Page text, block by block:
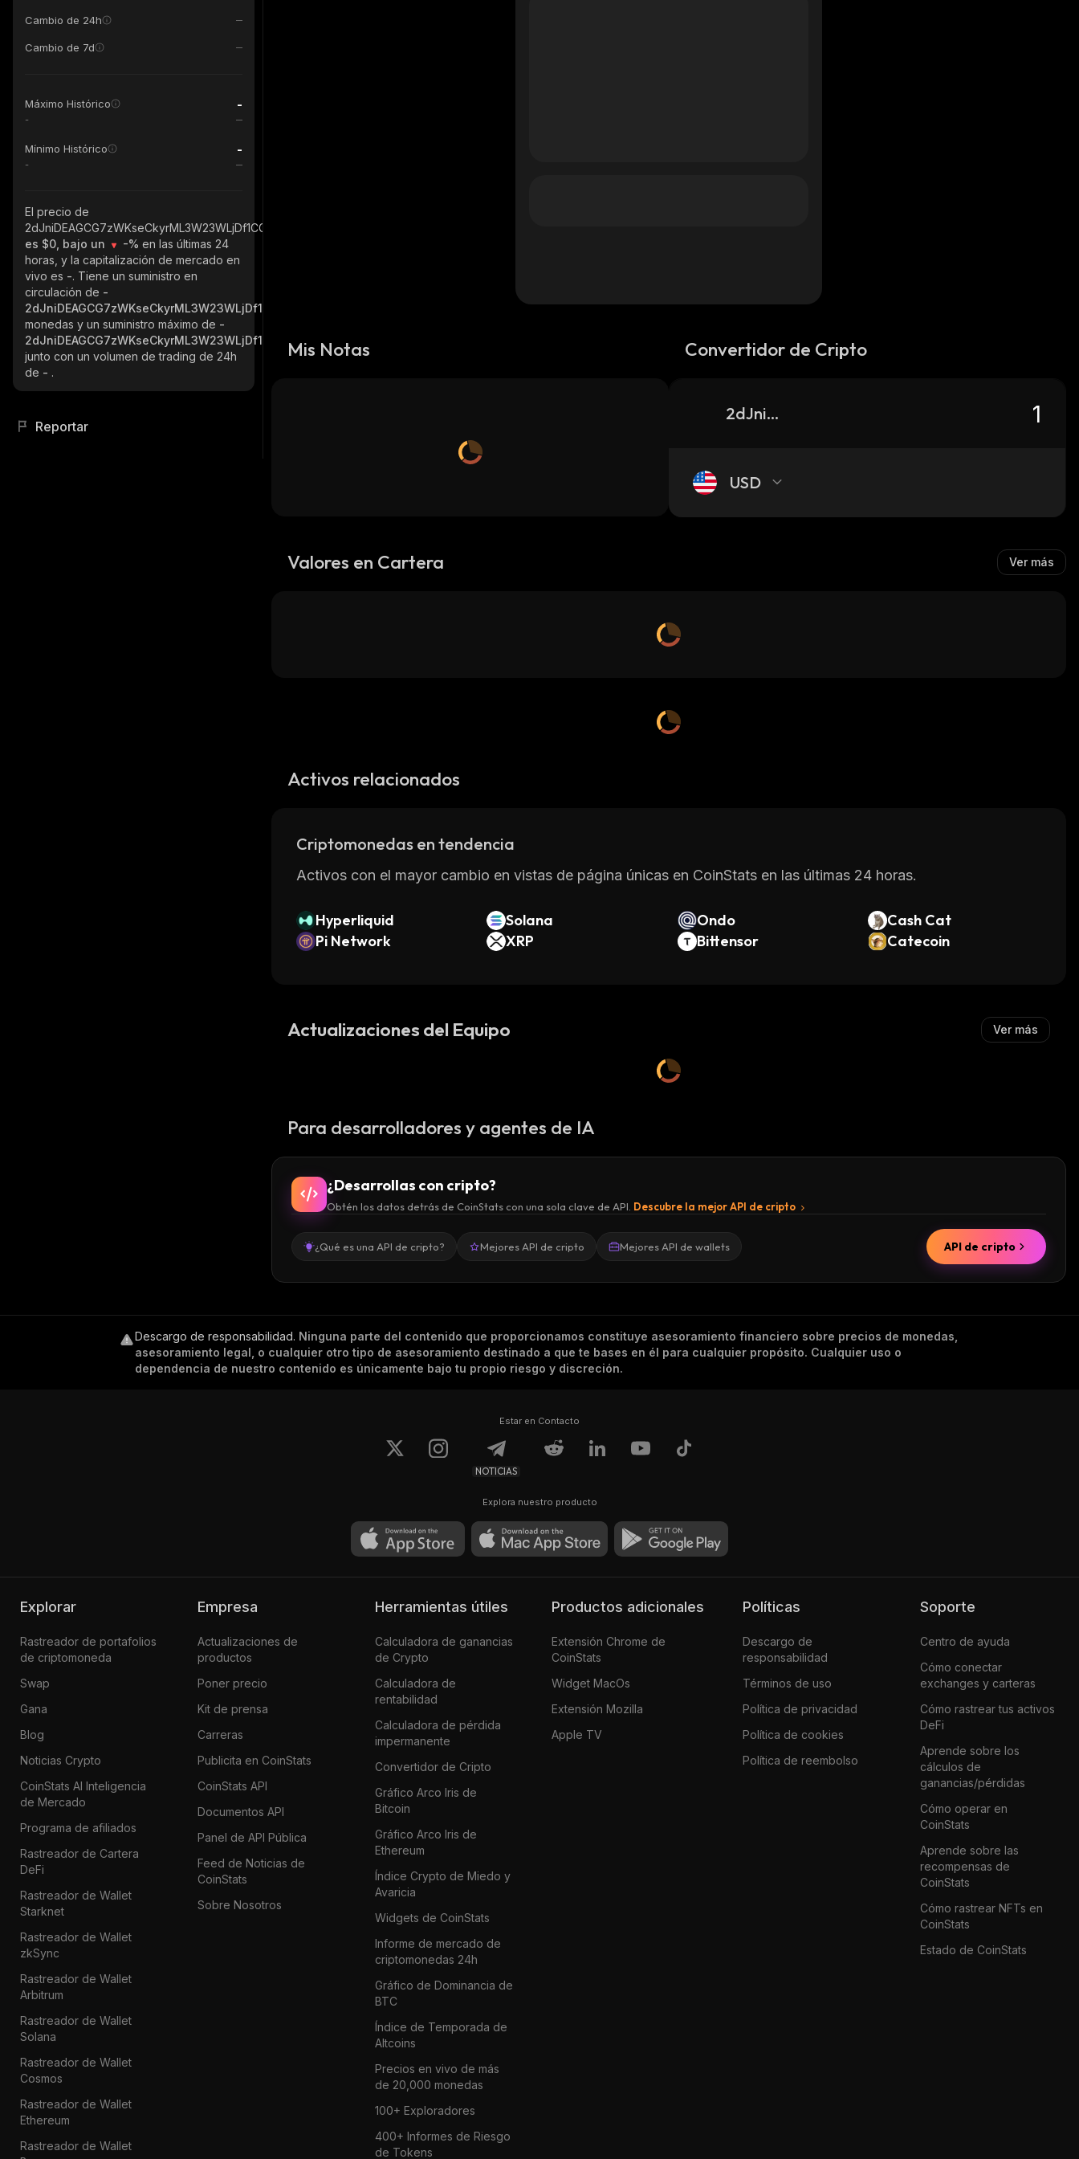
Cambio de 24h
Cambio de 7d
Máximo Histórico -
-
Mínimo Histórico -
-
El precio de
2dJniDEAGCG7zWKseCkyrML3W23WLjDf1CGxpNv3pump_solana
es $0, bajo un
-% en las últimas 24
horas, y la capitalización de mercado en
vivo es -. Tiene un suministro en
circulación de -
2dJniDEAGCG7zWKseCkyrML3W23WLjDf1CGxpNv3pump_solana
monedas y un suministro máximo de -
2dJniDEAGCG7zWKseCkyrML3W23WLjDf1CGxpNv3pump_solana
junto con un volumen de trading de 24h
de - .
Reportar
Mis Notas Convertidor de Cripto
2dJniDEAGCG7zWKseCkyrML3W23WLjDf1CGxpNv3pump_solana
USD
Valores en Cartera Ver más
Activos relacionados
Criptomonedas en tendencia
Activos con el mayor cambio en vistas de página únicas en CoinStats en las últimas 24 horas.
Hyperliquid Solana Ondo
Cash Cat
Pi Network
XRP Bittensor Catecoin
Actualizaciones del Equipo Ver más
Para desarrolladores y agentes de IA
¿Desarrollas con cripto?
Obtén los datos detrás de CoinStats con una sola clave de API. Descubre la mejor API de cripto
¿Qué es una API de cripto? Mejores API de cripto Mejores API de wallets API de cripto
Descargo de responsabilidad. Ninguna parte del contenido que proporcionamos constituye asesoramiento financiero sobre precios de monedas,
asesoramiento legal, o cualquier otro tipo de asesoramiento destinado a que te bases en él para cualquier propósito. Cualquier uso o
dependencia de nuestro contenido es únicamente bajo tu propio riesgo y discreción.
Estar en Contacto
NOTICIAS
Explora nuestro producto
Explorar
Rastreador de portafolios
de criptomoneda
Swap
Gana
Blog
Noticias Crypto
CoinStats AI Inteligencia
de Mercado
Programa de afiliados
Rastreador de Cartera
DeFi
Rastreador de Wallet
Starknet
Rastreador de Wallet
zkSync
Rastreador de Wallet
Arbitrum
Rastreador de Wallet
Solana
Rastreador de Wallet
Cosmos
Rastreador de Wallet
Ethereum
Rastreador de Wallet
Empresa
Actualizaciones de
productos
Poner precio
Kit de prensa
Carreras
Publicita en CoinStats
CoinStats API
Documentos API
Panel de API Pública
Feed de Noticias de
CoinStats
Sobre Nosotros
Herramientas útiles
Calculadora de ganancias
de Crypto
Calculadora de
rentabilidad
Calculadora de pérdida
impermanente
Convertidor de Cripto
Gráfico Arco Iris de
Bitcoin
Gráfico Arco Iris de
Ethereum
Índice Crypto de Miedo y
Avaricia
Widgets de CoinStats
Informe de mercado de
criptomonedas 24h
Gráfico de Dominancia de
BTC
Índice de Temporada de
Altcoins
Precios en vivo de más
de 20,000 monedas
100+ Exploradores
400+ Informes de Riesgo
de Tokens
Productos adicionales
Extensión Chrome de
CoinStats
Widget MacOs
Extensión Mozilla
Apple TV
Políticas
Descargo de
responsabilidad
Términos de uso
Política de privacidad
Política de cookies
Política de reembolso
Soporte
Centro de ayuda
Cómo conectar
exchanges y carteras
Cómo rastrear tus activos
DeFi
Aprende sobre los
cálculos de
ganancias/pérdidas
Cómo operar en
CoinStats
Aprende sobre las
recompensas de
CoinStats
Cómo rastrear NFTs en
CoinStats
Estado de CoinStats